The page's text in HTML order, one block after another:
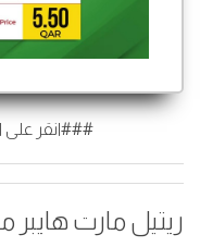
###انقر
ريتيل مارت هايبر